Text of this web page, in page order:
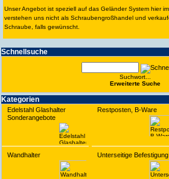
Schnell­suche
Suchwort...
Erwei­terte Suche
Kate­gorien
Edelstahl Glashalter
Sonderangebote
Restposten, B-Ware
Wandhalter Unterseitige Befestigung
Unser Angebot ist speziell auf das Geländer System hier
verstehen uns nicht als Schraubengroßhandel und
Schraube, falls gewünscht.